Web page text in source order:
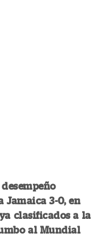
Jamaica 3-0, en
clasificados a la
al Mundial